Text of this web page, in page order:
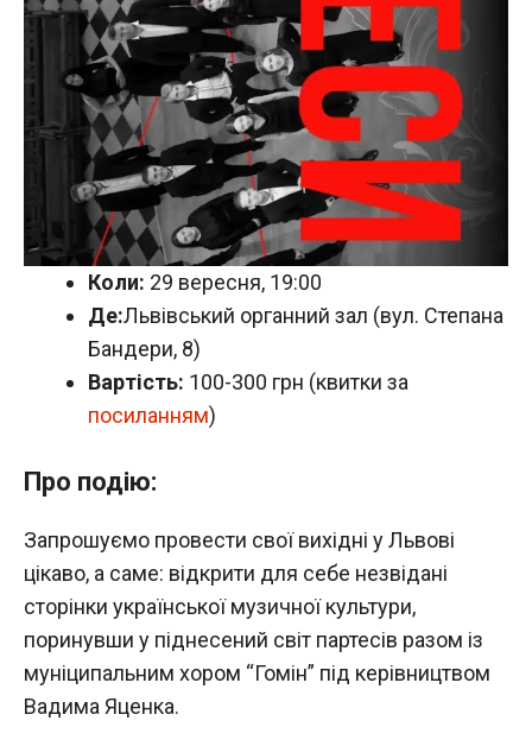
Коли: 29 вересня, 19:00
Де:Львівський органний зал (вул. Степана
Бандери, 8)
Вартість: 100-300 грн (квитки за
посиланням)
Про подію:
Запрошуємо провести свої вихідні у Львові
цікаво, а саме: відкрити для себе незвідані
сторінки української музичної культури,
поринувши у піднесений світ партесів разом із
муніципальним хором “Гомін” під керівництвом
Вадима Яценка.